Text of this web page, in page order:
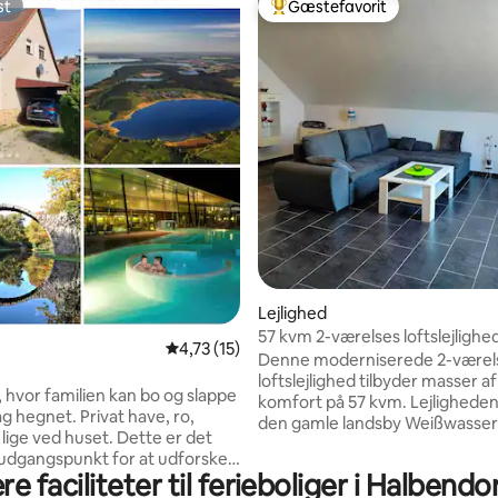
bedømmelse, 421 omtaler
4,73 ud af 5 i gennemsnitlig bedømmelse,
4,73 (15)
hvor familien kan bo og slappe
hegnet. Privat have, ro,
huset. Dette er det
for at udforske
tyske grænseregion. Alle
Bedste gæstefavorit
Gæstefavorit
Lejlighed
57 kvm 2-værelses
12m² balkon
Denne moderniserede 2-
loftslejlighed tilbyder masser
komfort på 57 kvm.
den gamle landsby Weißwasser
beliggenhed tæt på
faciliteter til ferieboliger i